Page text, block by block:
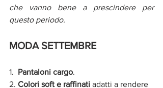
che vanno bene a prescindere per
questo periodo.
MODA SETTEMBRE
1. Pantaloni cargo.
2. Colori soft e raffinati adatti a rendere